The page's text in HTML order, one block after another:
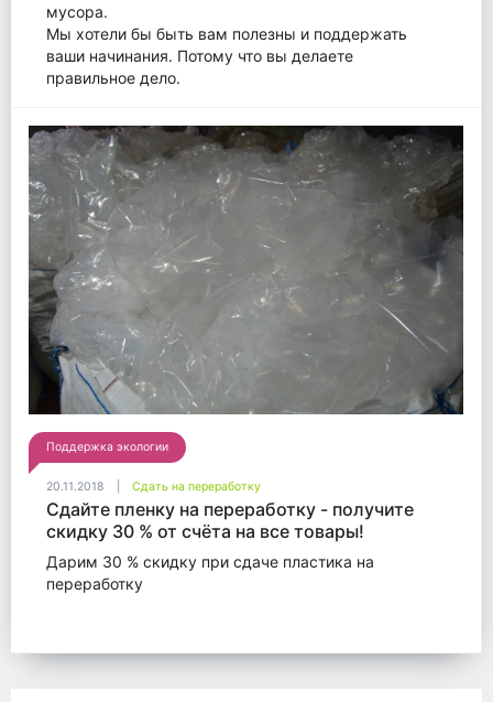
мусора.
Мы хотели бы быть вам полезны и поддержать
ваши начинания. Потому что вы делаете
правильное дело.
Поддержка экологии
20.11.2018 Сдать на переработку
Сдайте пленку на переработку - получите
скидку 30 % от счёта на все товары!
Дарим 30 % скидку при сдаче пластика на
переработку